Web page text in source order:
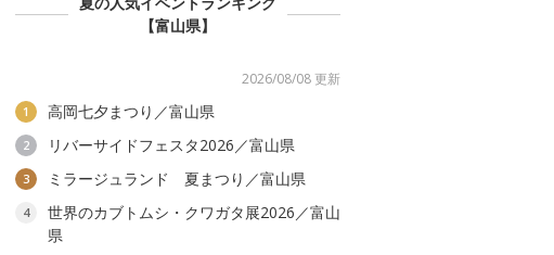
【富山県】
2026/08/08 更新
1 高岡七夕まつり／富山県
2 リバーサイドフェスタ2026／富山県
3 ミラージュランド 夏まつり／富山県
4
世界のカブトムシ・クワガタ展2026／富山
県